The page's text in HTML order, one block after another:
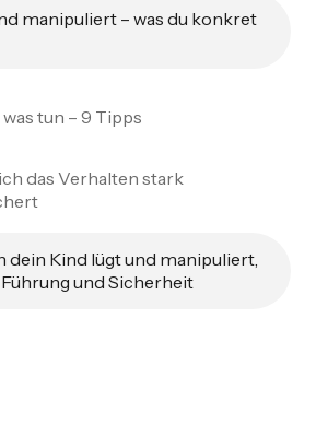
manipuliert – was du konkret
tun – 9 Tipps
das Verhalten stark
dein Kind lügt und manipuliert,
und Sicherheit